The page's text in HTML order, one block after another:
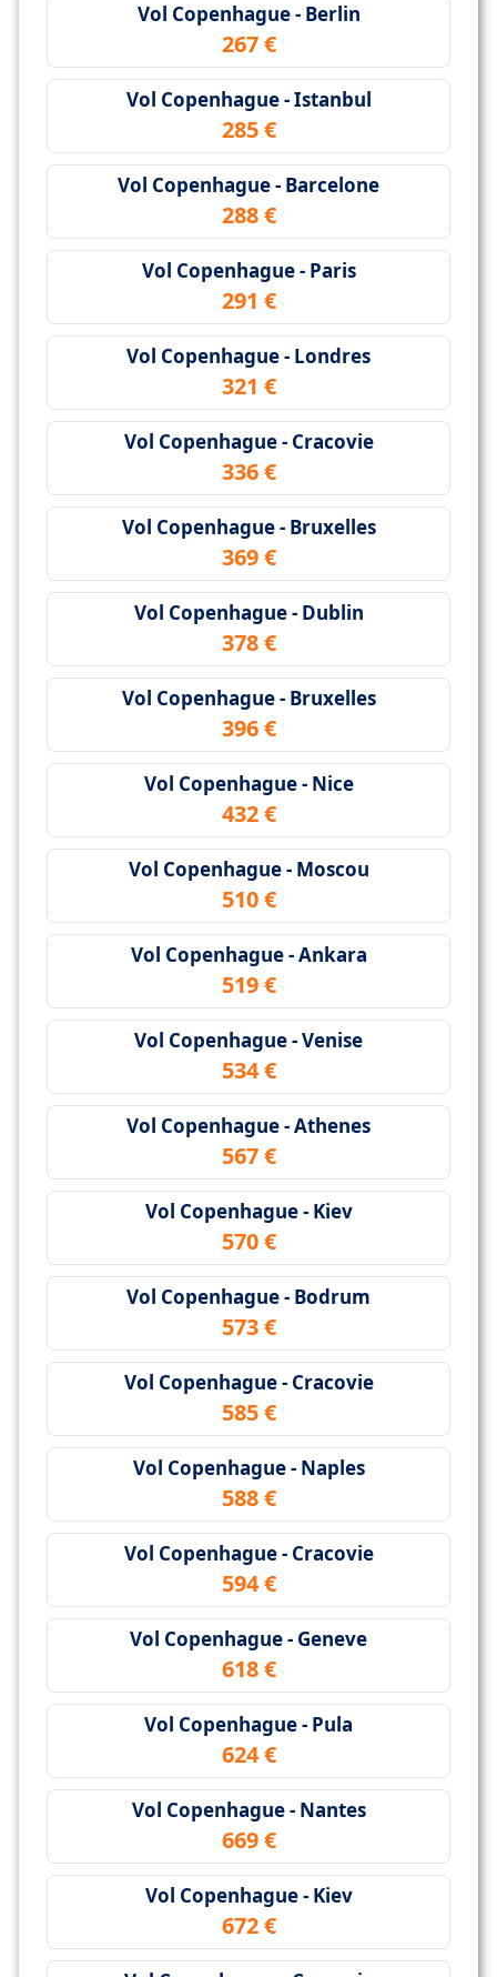
Vol Copenhague - Berlin
267 €
Vol Copenhague - Istanbul
285 €
Vol Copenhague - Barcelone
288 €
Vol Copenhague - Paris
291 €
Vol Copenhague - Londres
321 €
Vol Copenhague - Cracovie
336 €
Vol Copenhague - Bruxelles
369 €
Vol Copenhague - Dublin
378 €
Vol Copenhague - Bruxelles
396 €
Vol Copenhague - Nice
432 €
Vol Copenhague - Moscou
510 €
Vol Copenhague - Ankara
519 €
Vol Copenhague - Venise
534 €
Vol Copenhague - Athenes
567 €
Vol Copenhague - Kiev
570 €
Vol Copenhague - Bodrum
573 €
Vol Copenhague - Cracovie
585 €
Vol Copenhague - Naples
588 €
Vol Copenhague - Cracovie
594 €
Vol Copenhague - Geneve
618 €
Vol Copenhague - Pula
624 €
Vol Copenhague - Nantes
669 €
Vol Copenhague - Kiev
672 €